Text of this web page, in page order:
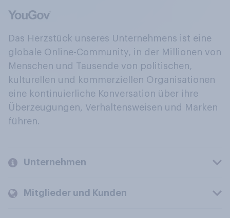
Das Herzstück unseres Unternehmens ist eine
globale Online-Community, in der Millionen von
Menschen und Tausende von politischen,
kulturellen und kommerziellen Organisationen
eine kontinuierliche Konversation über ihre
Überzeugungen, Verhaltensweisen und Marken
führen.
Unternehmen
Mitglieder und Kunden